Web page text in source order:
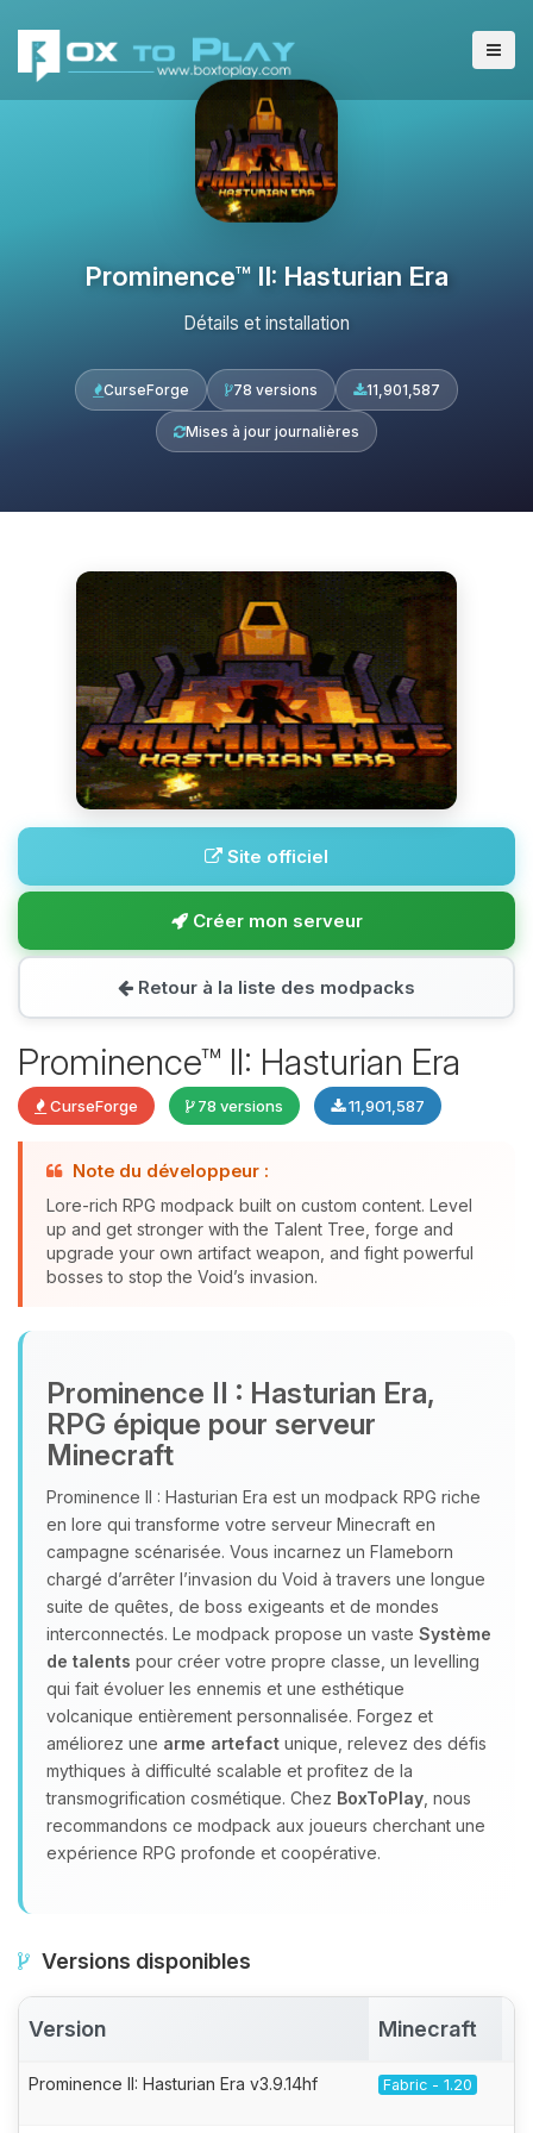
Prominence™ II: Hasturian Era
Détails et installation
CurseForge 78 versions 11,901,587
Mises à jour journalières
Site officiel
Créer mon serveur
Retour à la liste des modpacks
Prominence™ II: Hasturian Era
CurseForge 78 versions 11,901,587
Note du développeur :
Lore-rich RPG modpack built on custom content. Level
up and get stronger with the Talent Tree, forge and
upgrade your own artifact weapon, and fight powerful
bosses to stop the Void’s invasion.
Prominence II : Hasturian Era,
RPG épique pour serveur
Minecraft
Prominence II : Hasturian Era est un modpack RPG riche
en lore qui transforme votre serveur Minecraft en
campagne scénarisée. Vous incarnez un Flameborn
chargé d’arrêter l’invasion du Void à travers une longue
suite de quêtes, de boss exigeants et de mondes
interconnectés. Le modpack propose un vaste Système
de talents pour créer votre propre classe, un levelling
qui fait évoluer les ennemis et une esthétique
volcanique entièrement personnalisée. Forgez et
améliorez une arme artefact unique, relevez des défis
mythiques à difficulté scalable et profitez de la
transmogrification cosmétique. Chez BoxToPlay , nous
recommandons ce modpack aux joueurs cherchant une
expérience RPG profonde et coopérative.
Versions disponibles
Version Minecraft
Prominence II: Hasturian Era v3.9.14hf Fabric - 1.20
assistant BoxToPlay. Dis-moi ce dont
tu as besoin et je vais remuer mes
petits circuits pour t’aider.